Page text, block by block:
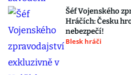
Šéf Vojenského
Hráčích: Česku
nebezpečí!
Blesk hráči